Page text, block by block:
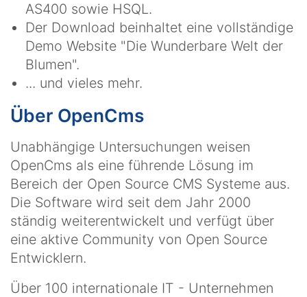
AS400 sowie HSQL.
Der Download beinhaltet eine vollständige
Demo Website "Die Wunderbare Welt der
Blumen".
... und vieles mehr.
Über OpenCms
Unabhängige Untersuchungen weisen
OpenCms als eine führende Lösung im
Bereich der Open Source CMS Systeme aus.
Die Software wird seit dem Jahr 2000
ständig weiterentwickelt und verfügt über
eine aktive Community von Open Source
Entwicklern.
Über 100 internationale IT - Unternehmen